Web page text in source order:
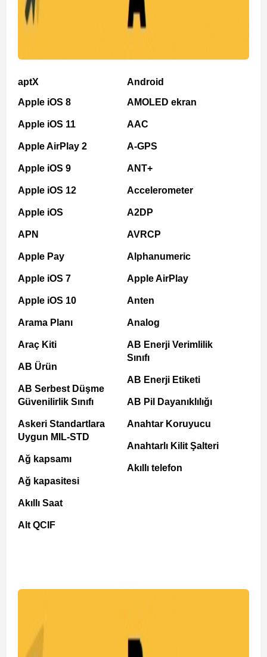
aptX
Apple iOS 8
Apple iOS 11
Apple AirPlay 2
Apple iOS 9
Apple iOS 12
Apple iOS
APN
Apple Pay
Apple iOS 7
Apple iOS 10
Arama Planı
Araç Kiti
AB Ürün
AB Serbest Düşme
Güvenilirlik Sınıfı
Askeri Standartlara
Uygun MIL-STD
Ağ kapsamı
Ağ kapasitesi
Akıllı Saat
Alt QCIF
Android
AMOLED ekran
AAC
A-GPS
ANT+
Accelerometer
A2DP
AVRCP
Alphanumeric
Apple AirPlay
Anten
Analog
AB Enerji Verimlilik
Sınıfı
AB Enerji Etiketi
AB Pil Dayanıklılığı
Anahtar Koruyucu
Anahtarlı Kilit Şalteri
Akıllı telefon